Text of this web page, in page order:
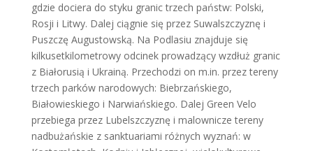
gdzie dociera do styku granic trzech państw: Polski,
Rosji i Litwy. Dalej ciągnie się przez Suwalszczyznę i
Puszczę Augustowską. Na Podlasiu znajduje się
kilkusetkilometrowy odcinek prowadzący wzdłuż granic
z Białorusią i Ukrainą. Przechodzi on m.in. przez tereny
trzech parków narodowych: Biebrzańskiego,
Białowieskiego i Narwiańskiego. Dalej Green Velo
przebiega przez Lubelszczyznę i malownicze tereny
nadbużańskie z sanktuariami różnych wyznań: w